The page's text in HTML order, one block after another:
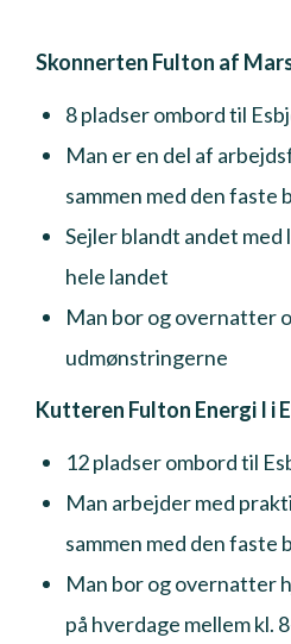
Skonnerten Fulton af
8 pladser ombord til
Man er en del af
sammen med den
Sejler blandt andet
hele landet
Man bor og overnatter
udmønstringerne
Kutteren Fulton Energi I i
12 pladser ombord til
Man arbejder med
sammen med den
Man bor og overnatter
på hverdage mellem kl.